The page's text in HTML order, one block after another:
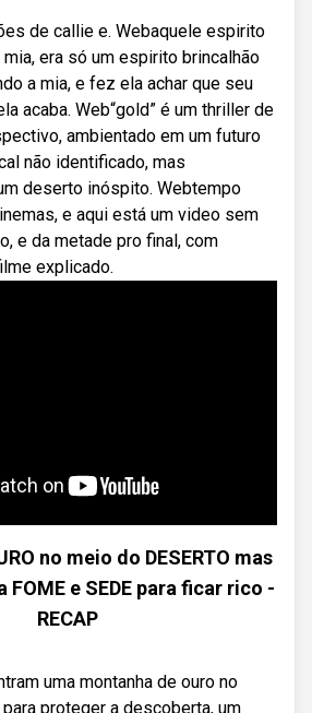
de callie e. Webaquele espirito
era só um espirito brincalhão
a mia, e fez ela achar que seu
acaba. Web“gold” é um thriller de
ambientado em um futuro
não identificado, mas
deserto inóspito. Webtempo
e aqui está um video sem
e da metade pro final, com
explicado.
no meio do DESERTO mas
e SEDE para ficar rico -
RECAP
uma montanha de ouro no
proteger a descoberta, um